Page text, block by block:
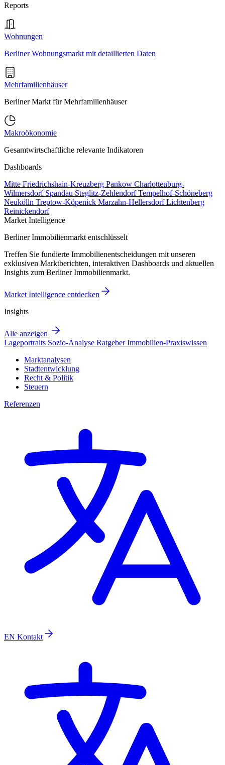
Reports
Wohnungen
Berliner Wohnungsmarkt mit detaillierten Daten
Mehrfamilienhäuser
Berliner Markt für Mehrfamilienhäuser
Makroökonomie
Gesamtwirtschaftliche relevante Indikatoren
Dashboards
Mitte Friedrichshain-Kreuzberg Pankow Charlottenburg-
Wilmersdorf Spandau Steglitz-ZehlendorfTempelhof-Schöneberg
Neukölln Treptow-Köpenick Marzahn-HellersdorfLichtenberg
Reinickendorf
Market Intelligence
Berliner Immobilienmarkt entschlüsselt
Treffen Sie fundierte Immobilienentscheidungen mit unseren
exklusiven Marktberichten, interaktiven Dashboards und aktuellen
Insights zum Berliner Immobilienmarkt.
Market Intelligence entdecken
Insights
Alle anzeigen
Lageportraits Sozio-Analyse RatgeberImmobilien-Praxiswissen
Marktanalysen
Stadtentwicklung
Recht & Politik
Steuern
Referenzen
EN Kontakt